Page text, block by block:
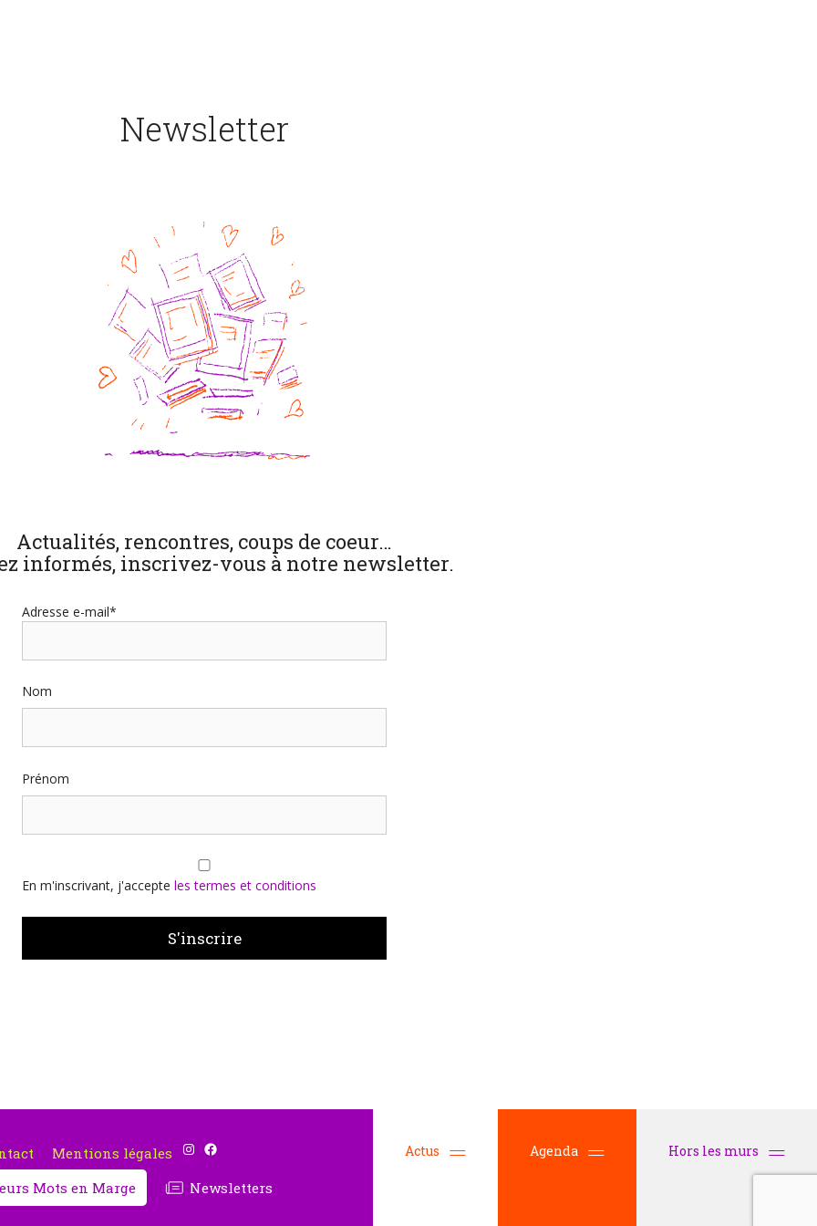
Newsletter
Actualités, rencontres, coups de coeur…
informés, inscrivez-vous à notre newsletter.
Adresse e-mail*
Nom
Prénom
En m'inscrivant, j'accepte les termes et conditions
Mentions légales Instagram Facebook
Mots en Marge Newsletters
Actus Agenda Hors les murs